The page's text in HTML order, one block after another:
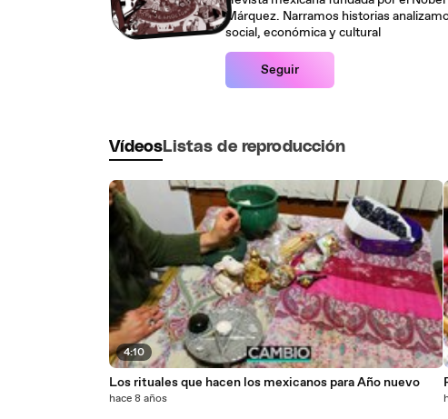
Márquez. Narramos historias
social, económica y cultural
Seguir
Vídeos Listas de reproducción
4:10
Los rituales que hacen los mexicanos para Año nuevo
hace 8 años